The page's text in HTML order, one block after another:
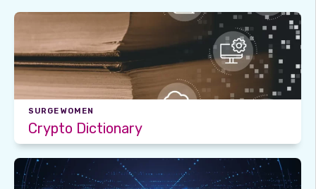
SURGE WOMEN
Crypto Dictionary